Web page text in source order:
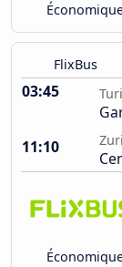
FlixBus
03:45
11:10